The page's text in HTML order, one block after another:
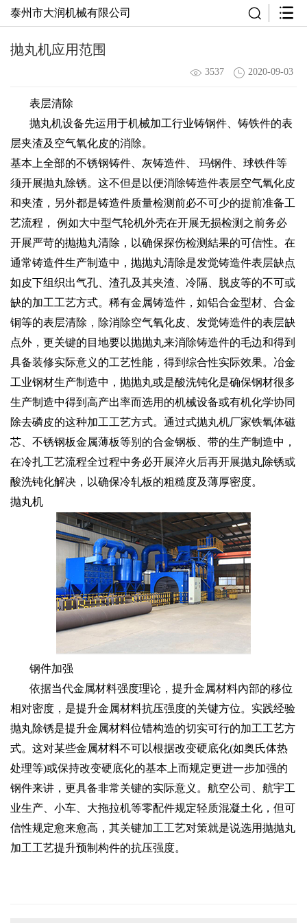
泰州市大润机械有限公司
抛丸机应用范围
3537 2020-09-03
表层清除
抛丸机设备先运用于机械加工行业铸钢件、铸铁件的表
层夹渣及空气氧化皮的消除。
基本上全部的不锈钢铸件、灰铸造件、 玛钢件、球铁件等
须开展抛丸除锈。这不但是以便消除铸造件表层空气氧化皮
和夹渣，另外都是铸造件质量检测前必不可少的提前准备工
艺流程， 例如大中型气轮机外壳在开展无损检测之前务必
开展严苛的抛抛丸清除，以确保探伤检测結果的可信性。在
通常铸造件生产制造中，抛抛丸清除是发觉铸造件表层缺点
如皮下组织出气孔、渣孔及其夹渣、冷隔、脱皮等的不可或
缺的加工工艺方式。稀有金属铸造件，如铝合金型材、合金
铜等的表层清除，除消除空气氧化皮、发觉铸造件的表层缺
点外，更关键的目地要以抛抛丸来消除铸造件的毛边和得到
具备装修实际意义的工艺性能，得到综合性实际效果。冶金
工业钢材生产制造中，抛抛丸或是酸洗钝化是确保钢材很多
生产制造中得到高产出率而选用的机械设备或有机化学协同
除去磷皮的这种加工工艺方式。通过式抛丸机厂家铁氧体磁
芯、不锈钢板金属薄板等别的合金钢板、带的生产制造中，
在冷扎工艺流程全过程中务必开展淬火后再开展抛丸除锈或
酸洗钝化解决，以确保冷轧板的粗糙度及薄厚密度。
抛丸机
钢件加强
依据当代金属材料强度理论，提升金属材料內部的移位
相对密度，是提升金属材料抗压强度的关键方位。实践经验
抛丸除锈是提升金属材料位错构造的切实可行的加工工艺方
式。这对某些金属材料不可以根据改变硬底化(如奥氏体热
处理等)或保持改变硬底化的基本上而规定更进一步加强的
钢件来讲，更具备非常关键的实际意义。航空公司、航宇工
业生产、小车、大拖拉机等零配件规定轻质混凝土化，但可
信性规定愈来愈高，其关键加工工艺对策就是说选用抛抛丸
加工工艺提升预制构件的抗压强度。